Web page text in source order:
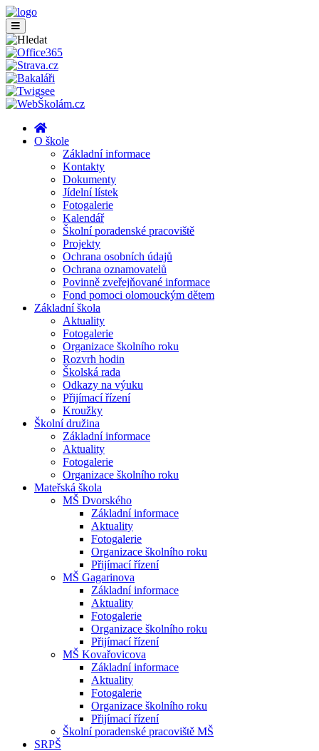
O škole
Základní informace
Kontakty
Dokumenty
Jídelní lístek
Fotogalerie
Kalendář
Školní poradenské pracoviště
Projekty
Ochrana osobních údajů
Ochrana oznamovatelů
Povinně zveřejňované informace
Fond pomoci olomouckým dětem
Základní škola
Aktuality
Fotogalerie
Organizace školního roku
Rozvrh hodin
Školská rada
Odkazy na výuku
Přijímací řízení
Kroužky
Školní družina
Základní informace
Aktuality
Fotogalerie
Organizace školního roku
Mateřská škola
MŠ Dvorského
Základní informace
Aktuality
Fotogalerie
Organizace školního roku
Přijímací řízení
MŠ Gagarinova
Základní informace
Aktuality
Fotogalerie
Organizace školního roku
Přijímací řízení
MŠ Kovařovicova
Základní informace
Aktuality
Fotogalerie
Organizace školního roku
Přijímací řízení
Školní poradenské pracoviště MŠ
SRPŠ